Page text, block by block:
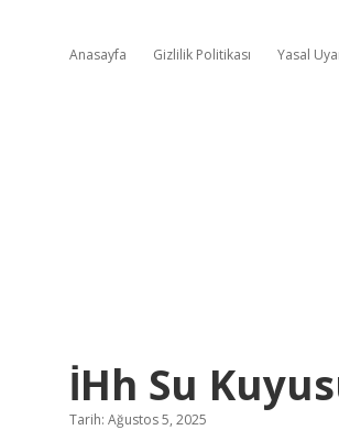
Anasayfa Gizlilik Politikası Yasal
İHh Su
Tarih: Ağustos 5, 2025